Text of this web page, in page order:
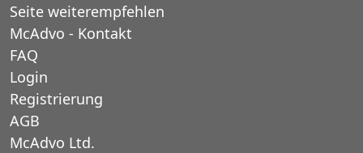
Seite weiterempfehlen
McAdvo - Kontakt
FAQ
Login
Registrierung
AGB
McAdvo Ltd.